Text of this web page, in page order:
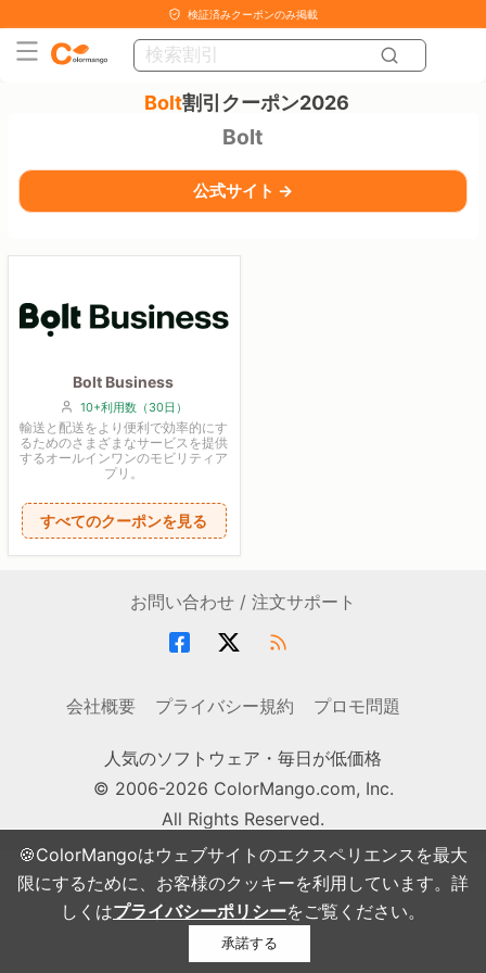
🍪ColorMangoはウェブサイトのエクスペリエンスを最大
限にするために、お客様のクッキーを利用しています。詳
しくはプライバシーポリシーをご覧ください。
承諾する
検証済みクーポンのみ掲載
Bolt割引クーポン2026
Bolt
公式サイト →
Bolt Business
10+利用数（30日）
輸送と配送をより便利で効率的にす
るためのさまざまなサービスを提供
するオールインワンのモビリティア
プリ。
すべてのクーポンを見る
お問い合わせ / 注文サポート
会社概要 プライバシー規約 プロモ問題
人気のソフトウェア・毎日が低価格
© 2006-2026 ColorMango.com, Inc.
All Rights Reserved.